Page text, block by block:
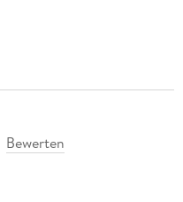
Bewerten